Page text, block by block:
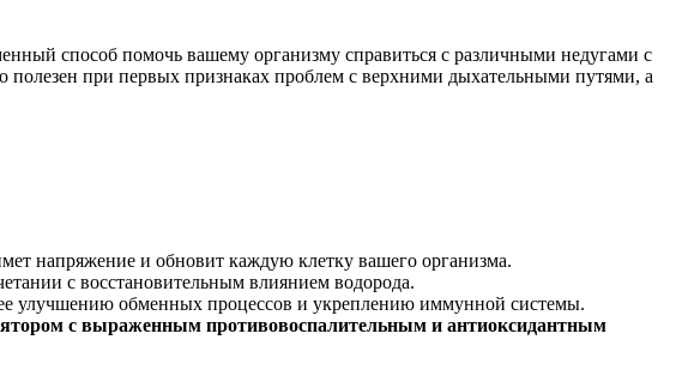
способ помочь вашему организму справиться с различными недугами с
полезен при первых признаках проблем с верхними дыхательными путями, а
напряжение и обновит каждую клетку вашего организма.
с восстановительным влиянием водорода.
улучшению обменных процессов и укреплению иммунной системы.
с выраженным противовоспалительным и антиоксидантным